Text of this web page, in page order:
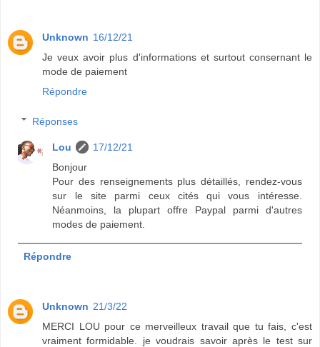
Unknown 16/12/21
Je veux avoir plus d'informations et surtout consernant le
mode de paiement
Répondre
Réponses
Lou
17/12/21
Bonjour
Pour des renseignements plus détaillés, rendez-vous
sur le site parmi ceux cités qui vous intéresse.
Néanmoins, la plupart offre Paypal parmi d'autres
modes de paiement.
Répondre
Unknown 21/3/22
MERCI LOU pour ce merveilleux travail que tu fais, c'est
vraiment formidable. je voudrais savoir après le test sur